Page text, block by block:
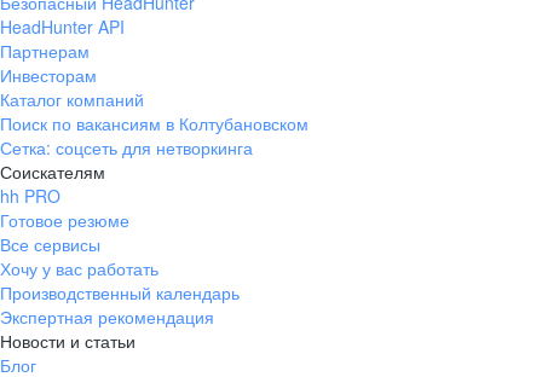
HeadHunter API
Партнерам
Инвесторам
Каталог компаний
Поиск по вакансиям в Колтубановском
Сетка: соцсеть для нетворкинга
Соискателям
hh PRO
Готовое резюме
Все сервисы
Хочу у вас работать
Производственный календарь
Экспертная рекомендация
Новости и статьи
Блог